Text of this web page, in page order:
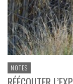
NOTES